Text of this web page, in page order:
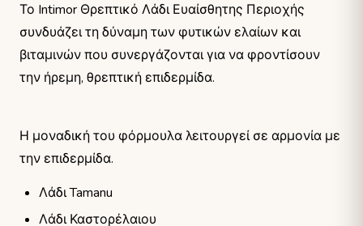
Το Intimor Θρεπτικό Λάδι Ευαίσθητης Περιοχής
συνδυάζει τη δύναμη των φυτικών ελαίων και
βιταμινών που συνεργάζονται για να φροντίσουν
την ήρεμη, θρεπτική επιδερμίδα.
Η μοναδική του φόρμουλα λειτουργεί σε αρμονία με
την επιδερμίδα.
Λάδι Tamanu
Λάδι Καστορέλαιου